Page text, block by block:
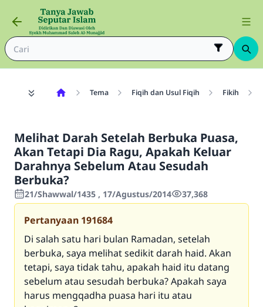
Tema Fiqih dan Usul Fiqih Fikih
Melihat Darah Setelah Berbuka Puasa,
Akan Tetapi Dia Ragu, Apakah Keluar
Darahnya Sebelum Atau Sesudah
Berbuka?
21/Shawwal/1435 , 17/Agustus/2014 37,368
Pertanyaan 191684
Di salah satu hari bulan Ramadan, setelah
berbuka, saya melihat sedikit darah haid. Akan
tetapi, saya tidak tahu, apakah haid itu datang
sebelum atau sesudah berbuka? Apakah saya
harus mengqadha puasa hari itu atau